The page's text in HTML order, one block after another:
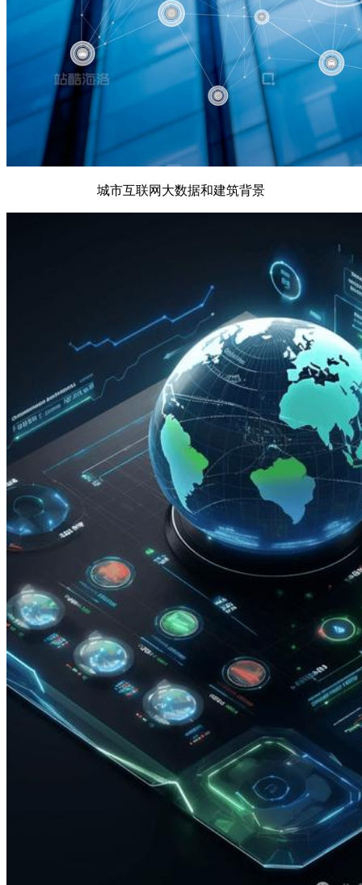
城市互联网大数据和建筑背景